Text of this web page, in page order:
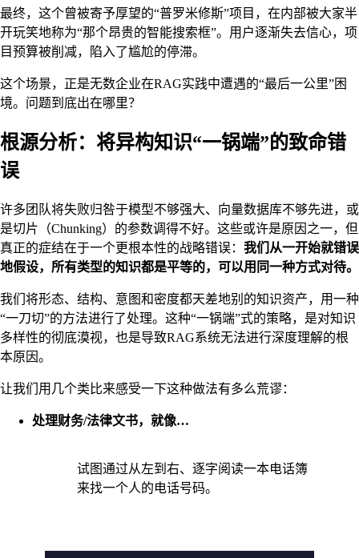
最终，这个曾被寄予厚望的“普罗米修斯”项目，在内部被大家半
开玩笑地称为“那个昂贵的智能搜索框”。用户逐渐失去信心，项
目预算被削减，陷入了尴尬的停滞。
这个场景，正是无数企业在RAG实践中遭遇的“最后一公里”困
境。问题到底出在哪里？
根源分析：将异构知识“一锅端”的致命错
误
许多团队将失败归咎于模型不够强大、向量数据库不够先进，或
是切片（Chunking）的参数调得不好。这些或许是原因之一，但
真正的症结在于一个更根本性的战略错误： 我们从一开始就错误
地假设，所有类型的知识都是平等的，可以用同一种方式对待。
我们将形态、结构、意图和密度都天差地别的知识资产，用一种
“一刀切”的方法进行了处理。这种“一锅端”式的策略，是对知识
多样性的彻底漠视，也是导致RAG系统无法进行深度理解的根
本原因。
让我们用几个类比来感受一下这种做法有多么荒谬：
处理财务/法律文书，就像…
试图通过从左到右、逐字阅读一本电话簿
来找一个人的电话号码。